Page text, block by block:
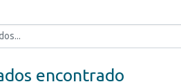
encontrado